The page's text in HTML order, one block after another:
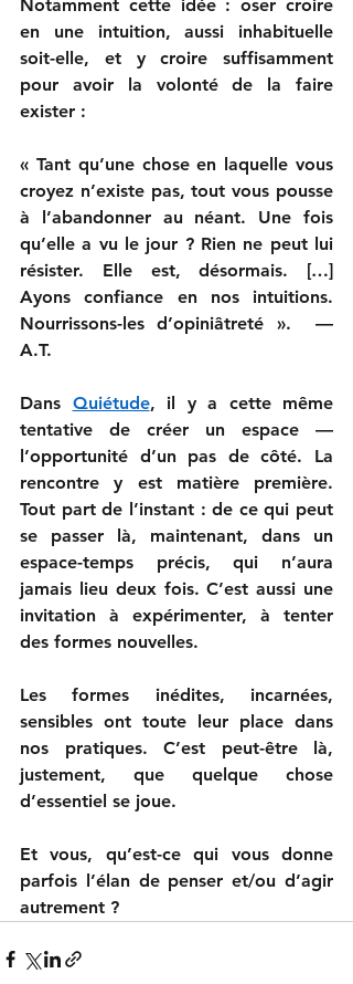
Notamment cette idée : oser croire
en une intuition, aussi inhabituelle
soit-elle, et y croire suffisamment
pour avoir la volonté de la faire
exister :
« Tant qu’une chose en laquelle vous
croyez n’existe pas, tout vous pousse
à l’abandonner au néant. Une fois
qu’elle a vu le jour ? Rien ne peut lui
résister. Elle est, désormais. […]
Ayons confiance en nos intuitions.
Nourrissons-les d’opiniâtreté ».  —
A.T.
Dans Quiétude, il y a cette même
tentative de créer un espace —
l’opportunité d’un pas de côté. La
rencontre y est matière première.
Tout part de l’instant : de ce qui peut
se passer là, maintenant, dans un
espace-temps précis, qui n’aura
jamais lieu deux fois. C’est aussi une
invitation à expérimenter, à tenter
des formes nouvelles.
Les formes inédites, incarnées,
sensibles ont toute leur place dans
nos pratiques. C’est peut-être là,
justement, que quelque chose
d’essentiel se joue.
Et vous, qu’est-ce qui vous donne
parfois l’élan de penser et/ou d’agir
autrement ?